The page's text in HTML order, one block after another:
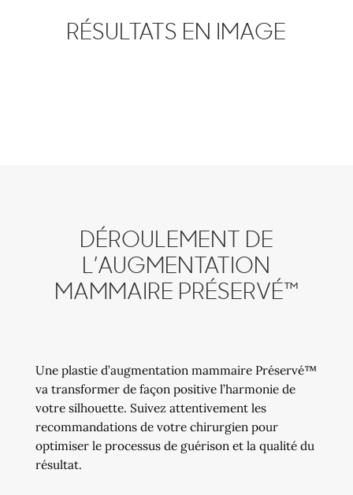
RÉSULTATS EN IMAGE
DÉROULEMENT DE
L’AUGMENTATION
MAMMAIRE PRÉSERVÉ™
Une plastie d’augmentation mammaire Préservé™
va transformer de façon positive l’harmonie de
votre silhouette. Suivez attentivement les
recommandations de votre chirurgien pour
optimiser le processus de guérison et la qualité du
résultat.